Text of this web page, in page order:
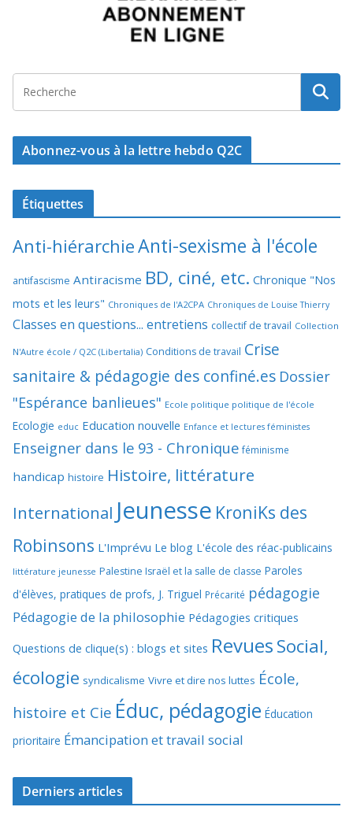
Abonnez-vous à la lettre hebdo Q2C
Étiquettes
Anti-hiérarchieAnti-sexisme à l'école
antifascisme Antiracisme BD, ciné, etc. Chronique "Nos
mots et les leurs" Chroniques de l'A2CPA Chroniques de Louise Thierry
Classes en questions... entretiens collectif de travail Collection
N'Autre école / Q2C (Libertalia) Conditions de travail Crise
sanitaire & pédagogie des confiné.es Dossier
"Espérance banlieues" Ecole politique politique de l'école
Ecologie educ Education nouvelle Enfance et lectures féministes
Enseigner dans le 93 - Chronique féminisme
handicap histoire Histoire, littérature
International Jeunesse KroniKs des
Robinsons L'Imprévu Le blog L'école des réac-publicains
littérature jeunesse Palestine Israël et la salle de classe Paroles
d'élèves, pratiques de profs, J. Triguel Précarité pédagogie
Pédagogie de la philosophie Pédagogies critiques
Questions de clique(s) : blogs et sites RevuesSocial,
écologie syndicalisme Vivre et dire nos luttes École,
histoire et Cie Éduc, pédagogie Éducation
prioritaire Émancipation et travail social
Derniers articles